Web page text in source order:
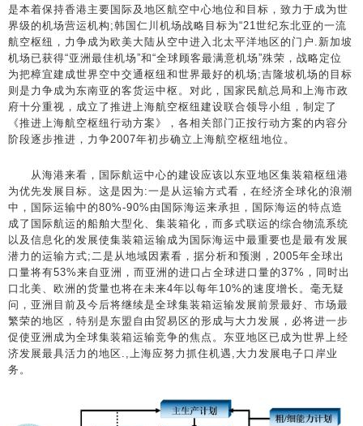
是本着保持香港主要国际及地区航空中心地位和目标，致力于成为世
界级的机场营运机构;韩国仁川机场战略目标为“21世纪东北亚的一流
航空枢纽，力争成为欧美大陆从空中进入北太平洋地区的门户.新加坡
机场已获得“亚洲最佳机场”和“全球顾客最满意机场”殊荣，战略定位
为把樟宜建成世界空中交通枢纽和世界最好的机场;吉隆坡机场的目标
则是力争成为东南亚的客货运中枢。对此，国家民航总局和上海市政
府十分重视，成立了推进上海航空枢纽建设联合领导小组，制定了
《推进上海航空枢纽行动方案》，各相关部门正按行动方案的内容分
阶段逐步推进，力争2007年初步确立上海航空枢纽地位。
从海港来看，国际航运中心的建设应该以东亚地区集装箱枢纽港
为优先发展目标。这是因为:一是从运输方式看，在经济全球化的浪潮
中，国际运输中的80%-90%由国际海运来承担，国际海运的特点造
成了国际航运的船舶大型化、集装箱化，而多式联运的综合物流系统
以及信息化的发展使集装箱运输成为国际海运中最重要也是最有发展
潜力的运输方式;二是从地域因素看，据分析和预测，2005年全球出
口量将有53%来自亚洲，而亚洲的进口占全球进口量的37%，同时出
口北美、欧洲的货量也将在未来4年以每年10%的速度增长。毫无疑
问，亚洲目前及今后将继续是全球集装箱运输发展前景最好、市场最
繁荣的地区，特别是东盟自由贸易区的形成与大力发展，必将进一步
促使亚洲成为全球集装箱运输竞争的焦点。东亚地区已成为世界上经
济发展最具活力的地区.,上海应努力抓住机遇,大力发展电子口岸业
务。